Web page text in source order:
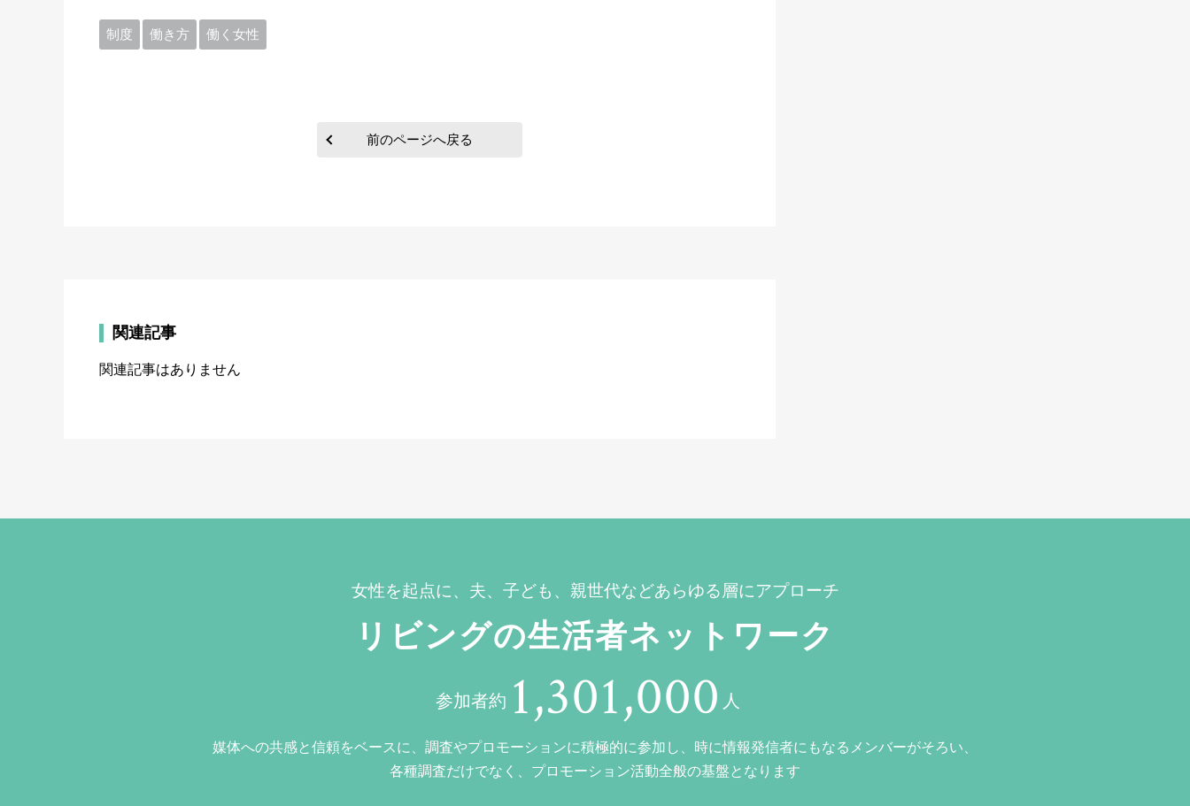
制度 働き方 働く女性
前のページへ戻る
関連記事
関連記事はありません
女性を起点に、夫、子ども、親世代などあらゆる層にアプローチ
リビングの生活者ネットワーク
参加者約 1,301,000 人
媒体への共感と信頼をベースに、調査やプロモーションに積極的に参加し、時に情報発信者にもなるメンバーがそろい、
各種調査だけでなく、プロモーション活動全般の基盤となります